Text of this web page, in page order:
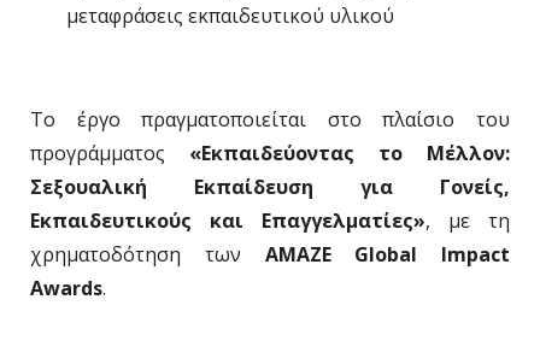
μεταφράσεις εκπαιδευτικού υλικού
Το έργο πραγματοποιείται στο πλαίσιο του
προγράμματος «Εκπαιδεύοντας το Μέλλον:
Σεξουαλική Εκπαίδευση για Γονείς,
Εκπαιδευτικούς και Επαγγελματίες», με τη
χρηματοδότηση των AMAZE Global Impact
Awards.